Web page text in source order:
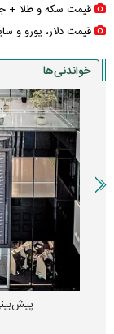
اعتبار کالابرگ مرداد ۱۴۰۵ امروز شارژ شد
حرف‌های جنجالی
واریز معوقات
کاهش ۵۰ درصدی ازدواج در ۱۵ سال اخیر
کشتی عربستان
پشت پرده مطرح
قیمت سکه و طلا +
قیمت دلار، یورو و
خواندنی‌ها